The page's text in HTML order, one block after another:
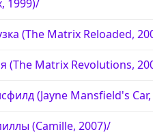
1999)/
(The Matrix Reloaded,
(The Matrix Revolutions,
(Jayne Mansfield's Car,
(Camille, 2007)/